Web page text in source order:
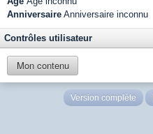
Anniversaire Anniversaire inconnu
Contrôles utilisateur
Mon contenu
Version complète